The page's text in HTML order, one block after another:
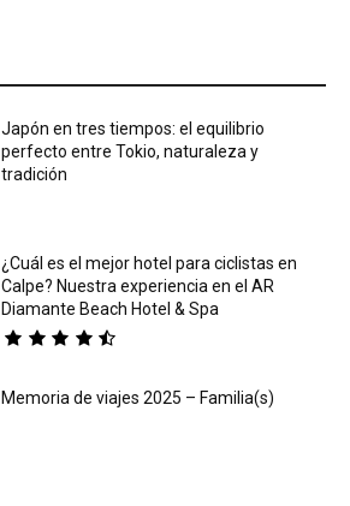
Japón en tres tiempos: el equilibrio
perfecto entre Tokio, naturaleza y
tradición
¿Cuál es el mejor hotel para ciclistas en
Calpe? Nuestra experiencia en el AR
Diamante Beach Hotel & Spa
Memoria de viajes 2025 – Familia(s)